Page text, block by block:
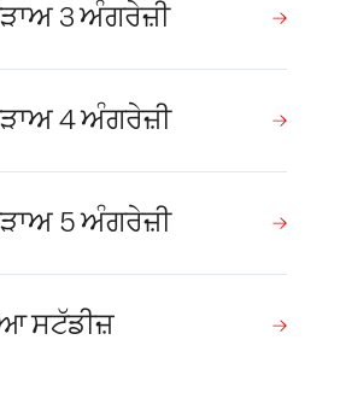
3 ਅੰਗਰੇਜ਼ੀ
4 ਅੰਗਰੇਜ਼ੀ
5 ਅੰਗਰੇਜ਼ੀ
ਸਟੱਡੀਜ਼